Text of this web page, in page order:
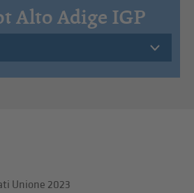
Alto Adige IGP
Unione 2023